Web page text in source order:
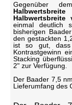
Gegenüber
Halbwertsbreite
einmal deutlich
bisherigen
den gestackten
ist so gut,
Kontrastgewinn
Stacking
2" zur Verfügung.
Der Baader 7,5
Lieferumfang des